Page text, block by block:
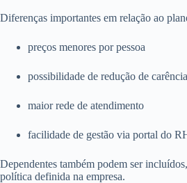
Diferenças importantes em relação ao
preços menores por pessoa
possibilidade de redução de
maior rede de atendimento
facilidade de gestão via portal do
Dependentes também podem ser
política definida na empresa.